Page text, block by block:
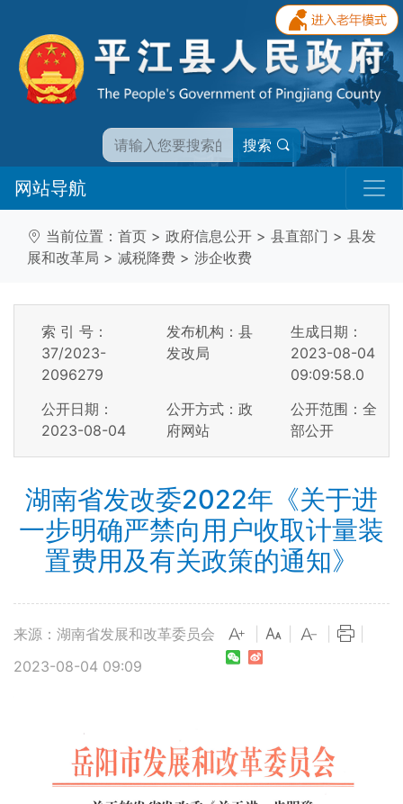
搜索
网站导航
当前位置： 首页 > 政府信息公开 > 县直部门 > 县发
展和改革局 > 减税降费 > 涉企收费
索 引 号：
37/2023-
2096279
发布机构：县
发改局
生成日期：
2023-08-04
09:09:58.0
公开日期：
2023-08-04
公开方式：政
府网站
公开范围：全
部公开
湖南省发改委2022年《关于进
一步明确严禁向用户收取计量装
置费用及有关政策的通知》
来源：湖南省发展和改革委员会
2023-08-04 09:09